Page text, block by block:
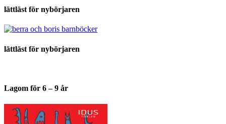
lättläst för nybörjaren
lättläst för nybörjaren
Lagom för 6 – 9 år